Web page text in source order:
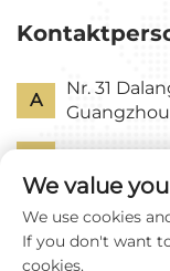
A
Nr. 31
E [email
We value
We use cookies
If you don't want
cookies.